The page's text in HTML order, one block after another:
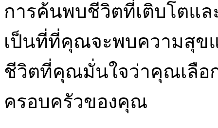
การค้นพบชีวิตที่เติบโตแ
เป็นที่ที่คุณจะพบความสุข
ชีวิตที่คุณมั่นใจว่าคุณเลื
ครอบครัวของคุณ